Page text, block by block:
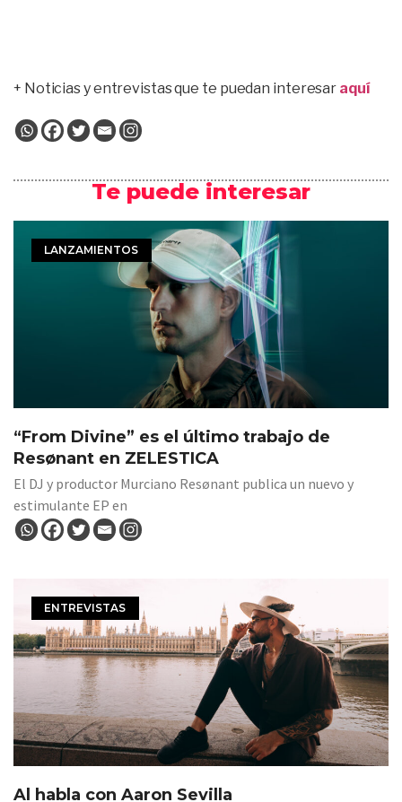
+ Noticias y entrevistas que te puedan interesar aquí
Te puede interesar
LANZAMIENTOS
“From Divine” es el último trabajo de
Resønant en ZELESTICA
El DJ y productor Murciano Resønant publica un nuevo y
estimulante EP en
ENTREVISTAS
Al habla con Aaron Sevilla